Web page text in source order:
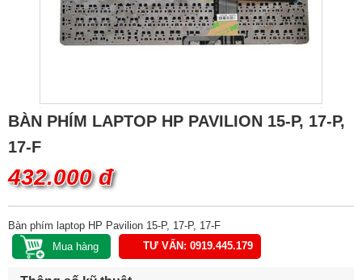
BÀN PHÍM LAPTOP HP PAVILION 15-P, 17-P,
17-F
432.000 đ
Bàn phím laptop HP Pavilion 15-P, 17-P, 17-F
TƯ VẤN: 0919.445.179